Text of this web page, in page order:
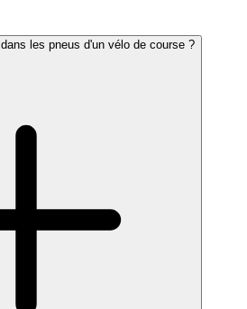
les pneus d'un vélo de course ?